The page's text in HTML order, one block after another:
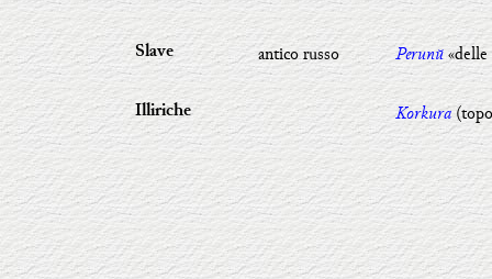
Slave antico russo Perunŭ «delle
Illiriche Korkura